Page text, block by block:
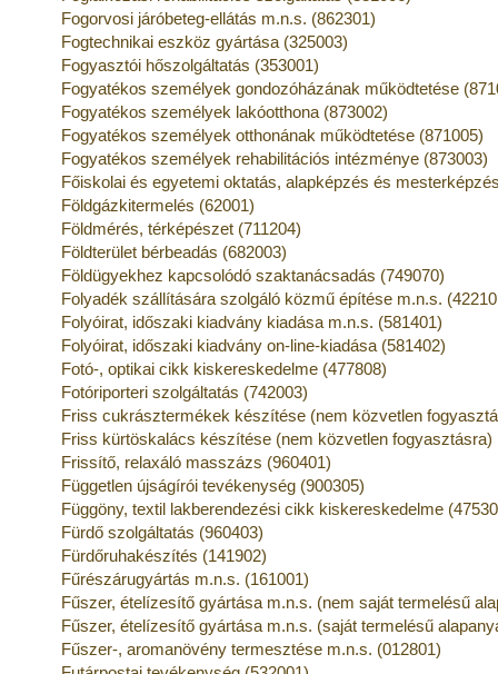
Fogorvosi járóbeteg-ellátás m.n.s. (862301)
Fogtechnikai eszköz gyártása (325003)
Fogyasztói hőszolgáltatás (353001)
Fogyatékos személyek gondozóházának működtetése
Fogyatékos személyek lakóotthona (873002)
Fogyatékos személyek otthonának működtetése (871005)
Fogyatékos személyek rehabilitációs intézménye (873003)
Főiskolai és egyetemi oktatás, alapképzés és
Földgázkitermelés (62001)
Földmérés, térképészet (711204)
Földterület bérbeadás (682003)
Földügyekhez kapcsolódó szaktanácsadás (749070)
Folyadék szállítására szolgáló közmű építése m.n.s.
Folyóirat, időszaki kiadvány kiadása m.n.s. (581401)
Folyóirat, időszaki kiadvány on-line-kiadása (581402)
Fotó-, optikai cikk kiskereskedelme (477808)
Fotóriporteri szolgáltatás (742003)
Friss cukrásztermékek készítése (nem közvetlen
Friss kürtöskalács készítése (nem közvetlen fogyasztásra)
Frissítő, relaxáló masszázs (960401)
Független újságírói tevékenység (900305)
Függöny, textil lakberendezési cikk kiskereskedelme
Fürdő szolgáltatás (960403)
Fürdőruhakészítés (141902)
Fűrészárugyártás m.n.s. (161001)
Fűszer, ételízesítő gyártása m.n.s. (nem saját termelésű
Fűszer, ételízesítő gyártása m.n.s. (saját termelésű
Fűszer-, aromanövény termesztése m.n.s. (012801)